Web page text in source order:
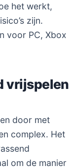
het werkt,
zijn.
voor PC, Xbox
vrijspelen
door met
complex. Het
om de manier